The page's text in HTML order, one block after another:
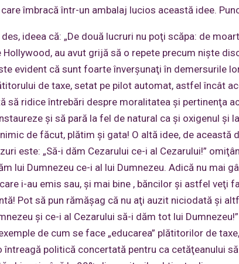
îmbracă într-un ambalaj lucios această idee.
ideea că: „De două lucruri nu poţi scăpa: de
au avut grijă să o repete precum nişte
evident că sunt foarte înverşunaţi în demersurile
de taxe, setat pe pilot automat, astfel încât
să ridice întrebări despre moralitatea şi pertinenţa
şi să pară la fel de natural ca şi oxigenul şi
de făcut, plătim şi gata! O altă idee, de această
este: „Să-i dăm Cezarului ce-i al Cezarului!”
lui Dumnezeu ce-i al lui Dumnezeu. Adică nu mai
i-au emis sau, şi mai bine , băncilor şi astfel veţi
Pot să pun rămăşag că nu aţi auzit niciodată şi
şi ce-i al Cezarului să-i dăm tot lui
de cum se face „educarea” plătitorilor de
politică concertată pentru ca cetăţeanului